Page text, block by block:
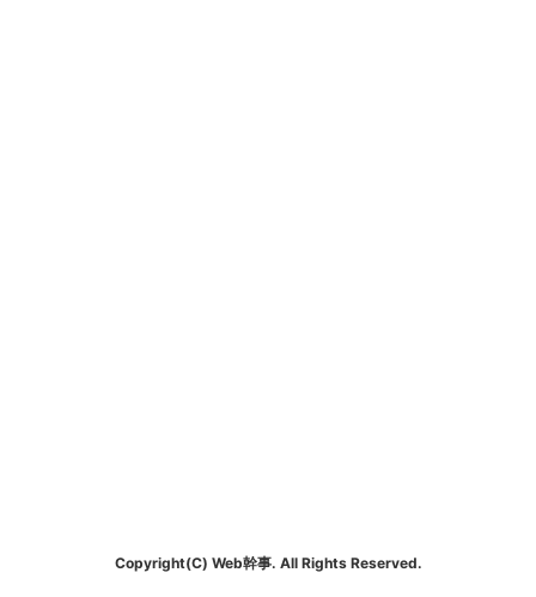
Copyright(C) Web幹事. All Rights Reserved.